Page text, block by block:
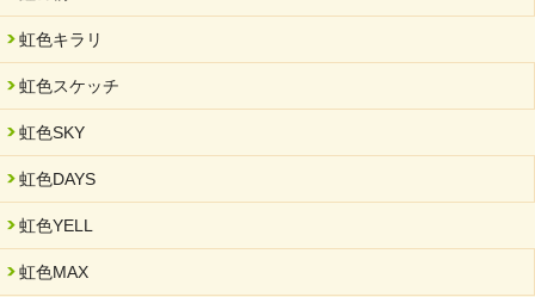
虹色キラリ
虹色スケッチ
虹色SKY
虹色DAYS
虹色YELL
虹色MAX